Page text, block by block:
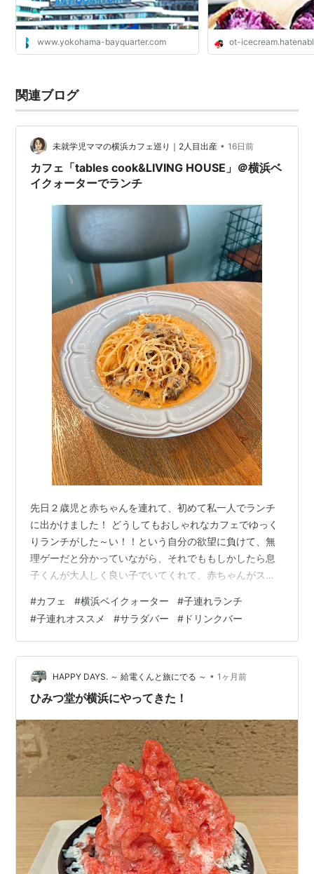
www.yokohama-bayquarter.com ot-
関連ブログ
未就学児ママの横浜カフェ巡り｜2人目出産 • 16日前
カフェ「tables cook&LIVING HOUSE」＠横浜ベ
イクォーターでランチ
先日２歳児と赤ちゃんを連れて、初めて私一人でランチ
に出かけました！ どうしてもおしゃれなカフェでゆっく
りランチがした～い！！という自分の欲望に負けて、無
理ゲーだと分かっていながら、それでももしかしたら息
子くんが大人しく良い子でいてくれて、赤ちゃんがスヤ
て淡い期待を抱いてしまった愚かな私をお許しくださ
い。 結果からお伝えします、この淡い期待は脆くも崩れ
去りました。 でもカフェに罪はない！おしゃれだった！
一人で行きたかった！（涙 横浜ベイクォーター内の
tables cook&LIVING HOUSE（タブレスクック＆リビン
グハウス） 久々すぎて、外…
#カフェ #横浜ベイクォーター #子連れランチ
#子連れオススメ #サラダバー # ドリンクバー
HAPPY DAYS. ～ 給電くんと旅にでる ～ • 1ヶ月前
ひみつ堂が横浜にやってきた！